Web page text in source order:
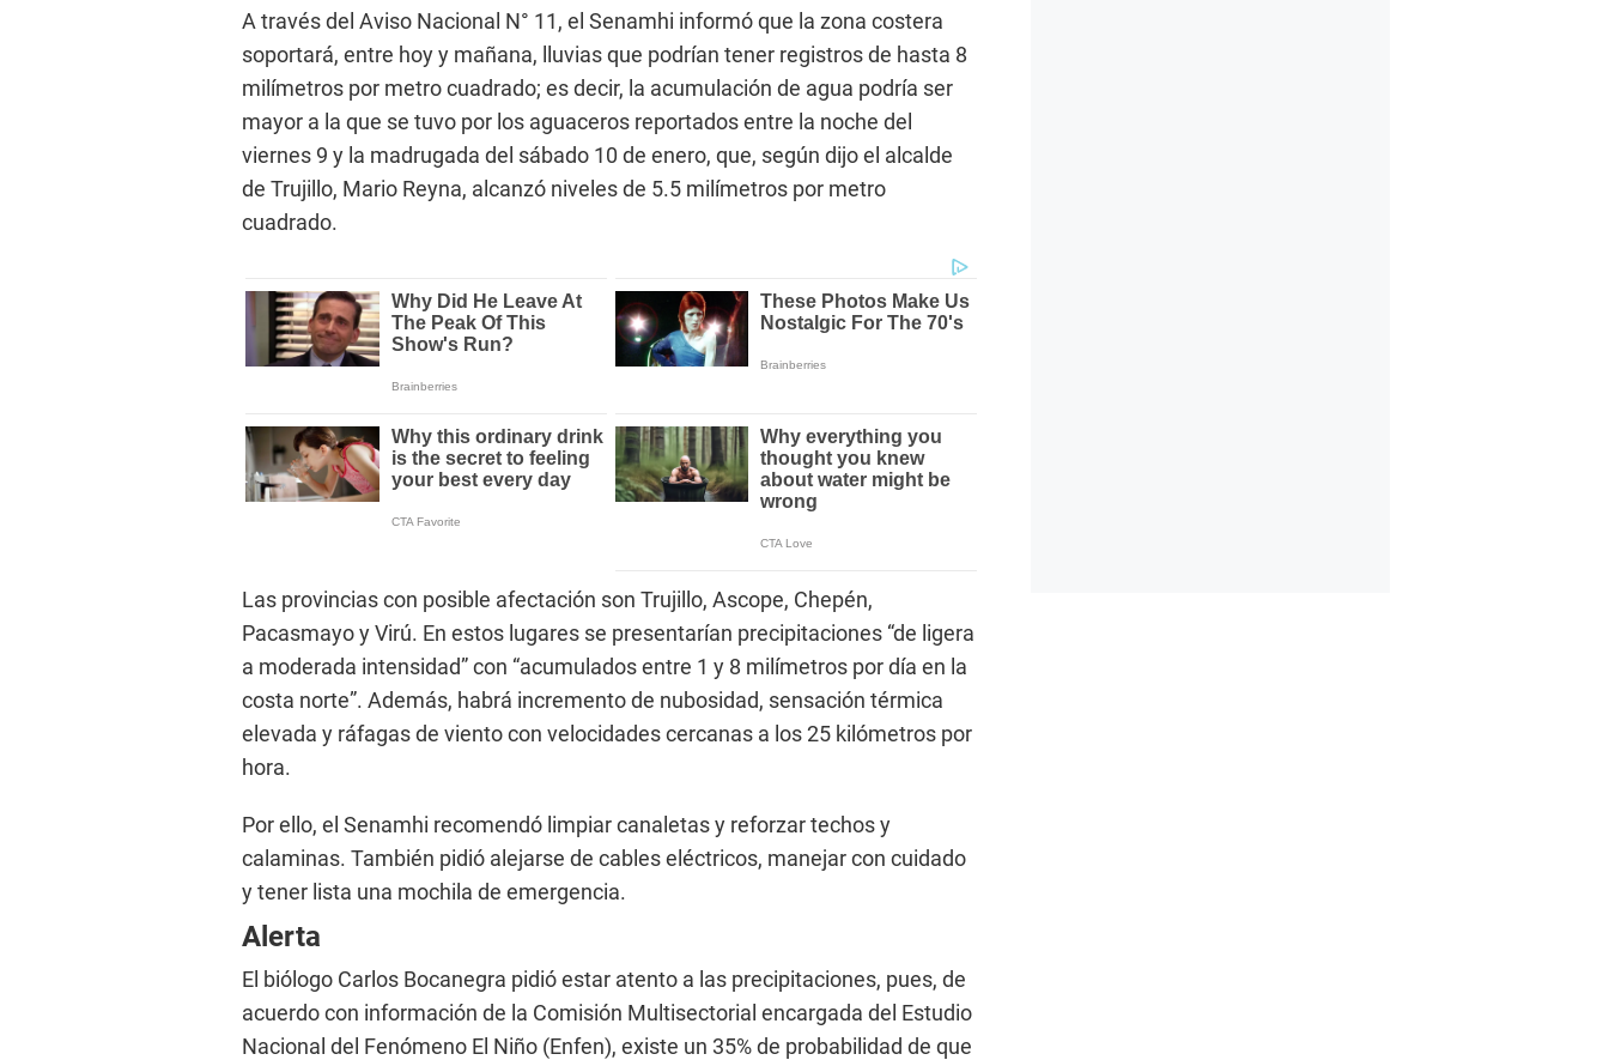
A través del Aviso Nacional N° 11, el Senamhi informó que la zona costera
soportará, entre hoy y mañana, lluvias que podrían tener registros de hasta 8
milímetros por metro cuadrado; es decir, la acumulación de agua podría ser
mayor a la que se tuvo por los aguaceros reportados entre la noche del
viernes 9 y la madrugada del sábado 10 de enero, que, según dijo el alcalde
de Trujillo, Mario Reyna, alcanzó niveles de 5.5 milímetros por metro
cuadrado.
Las provincias con posible afectación son Trujillo, Ascope, Chepén,
Pacasmayo y Virú. En estos lugares se presentarían precipitaciones “de ligera
a moderada intensidad” con “acumulados entre 1 y 8 milímetros por día en la
costa norte”. Además, habrá incremento de nubosidad, sensación térmica
elevada y ráfagas de viento con velocidades cercanas a los 25 kilómetros por
hora.
Por ello, el Senamhi recomendó limpiar canaletas y reforzar techos y
calaminas. También pidió alejarse de cables eléctricos, manejar con cuidado
y tener lista una mochila de emergencia.
Alerta
El biólogo Carlos Bocanegra pidió estar atento a las precipitaciones, pues, de
acuerdo con información de la Comisión Multisectorial encargada del Estudio
Nacional del Fenómeno El Niño (Enfen), existe un 35% de probabilidad de que